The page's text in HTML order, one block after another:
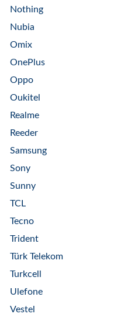
Nothing
Nubia
Omix
OnePlus
Oppo
Oukitel
Realme
Reeder
Samsung
Sony
Sunny
TCL
Tecno
Trident
Türk Telekom
Turkcell
Ulefone
Vestel